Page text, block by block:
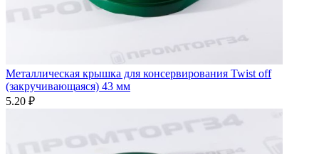
Металлическая крышка для консервирования Twist off
(закручивающаяся) 43 мм
5.20 ₽